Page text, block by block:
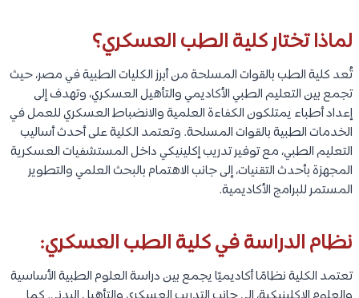
لماذا تختار كلية الطب العسكري؟
تُعد كلية الطب بالقوات المسلحة من أبرز الكليات الطبية في مصر، حيث
تجمع بين التعليم الطبي الأكاديمي والتأهيل العسكري، وتهدف إلى
إعداد أطباء يمتلكون الكفاءة العلمية والانضباط العسكري للعمل في
الخدمات الطبية بالقوات المسلحة. وتعتمد الكلية على أحدث أساليب
التعليم الطبي، مع توفير تدريب إكلينيكي داخل المستشفيات العسكرية
المجهزة بأحدث التقنيات، إلى جانب الاهتمام بالبحث العلمي والتطوير
المستمر للبرامج الأكاديمية.
نظام الدراسة في كلية الطب العسكري:
تعتمد الكلية نظامًا أكاديميًا يجمع بين دراسة العلوم الطبية الأساسية